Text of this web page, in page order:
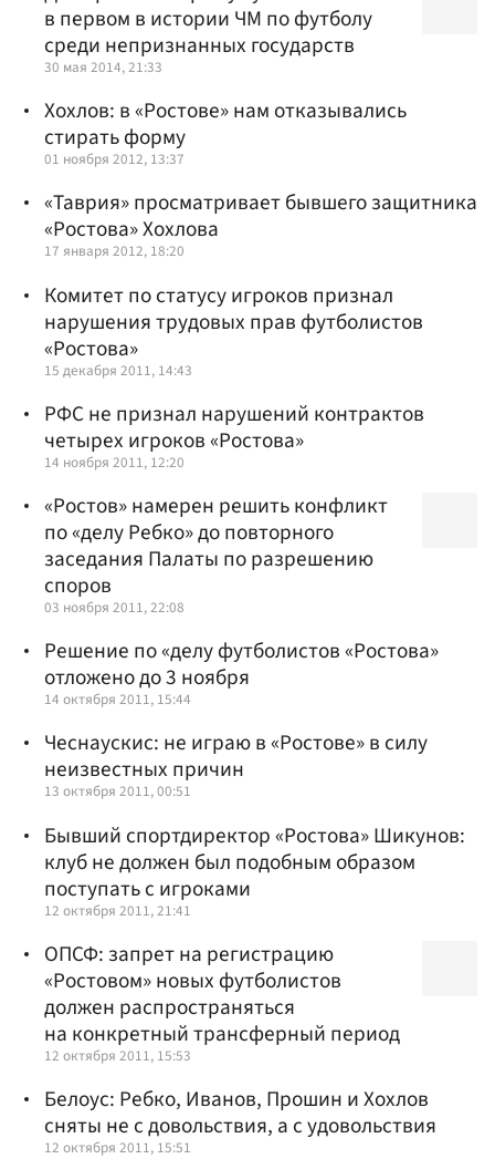
в первом в истории ЧМ по футболу
среди непризнанных государств
30 мая 2014, 21:33
Хохлов: в «Ростове» нам отказывались
стирать форму
01 ноября 2012, 13:37
«Таврия» просматривает бывшего защитника
«Ростова» Хохлова
17 января 2012, 18:20
Комитет по статусу игроков признал
нарушения трудовых прав футболистов
«Ростова»
15 декабря 2011, 14:43
РФС не признал нарушений контрактов
четырех игроков «Ростова»
14 ноября 2011, 12:20
«Ростов» намерен решить конфликт
по «делу Ребко» до повторного
заседания Палаты по разрешению
споров
03 ноября 2011, 22:08
Решение по «делу футболистов «Ростова»
отложено до 3 ноября
14 октября 2011, 15:44
Чеснаускис: не играю в «Ростове» в силу
неизвестных причин
13 октября 2011, 00:51
Бывший спортдиректор «Ростова» Шикунов:
клуб не должен был подобным образом
поступать с игроками
12 октября 2011, 21:41
ОПСФ: запрет на регистрацию
«Ростовом» новых футболистов
должен распространяться
на конкретный трансферный период
12 октября 2011, 15:53
Белоус: Ребко, Иванов, Прошин и Хохлов
сняты не с довольствия, а с удовольствия
12 октября 2011, 15:51